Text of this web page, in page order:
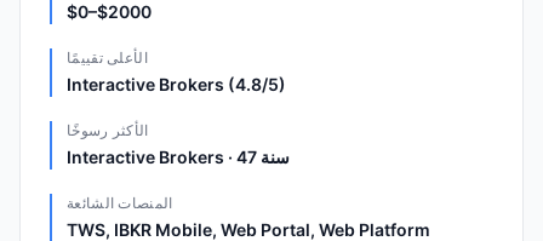
$0–$2000
الأعلى تقييمًا
Interactive Brokers (4.8/5)
الأكثر رسوخًا
Interactive Brokers · 47 سنة
المنصات الشائعة
TWS, IBKR Mobile, Web Portal, Web Platform